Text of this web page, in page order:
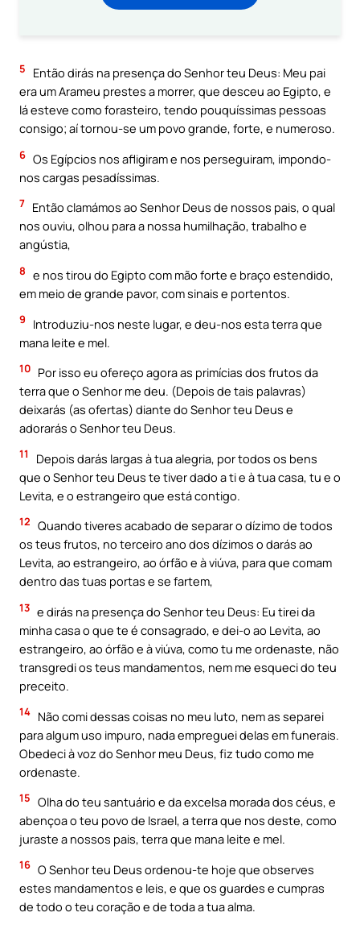
5
Então dirás na presença do Senhor teu Deus: Meu pai
era um Arameu prestes a morrer, que desceu ao Egipto, e
lá esteve como forasteiro, tendo pouquíssimas pessoas
consigo; aí tornou-se um povo grande, forte, e numeroso.
6 Os Egípcios nos afligiram e nos perseguiram, impondo-
nos cargas pesadíssimas.
7 Então clamámos ao Senhor Deus de nossos pais, o qual
nos ouviu, olhou para a nossa humilhação, trabalho e
angústia,
8 e nos tirou do Egipto com mão forte e braço estendido,
em meio de grande pavor, com sinais e portentos.
9
Introduziu-nos neste lugar, e deu-nos esta terra que
mana Ieite e mel.
10 Por isso eu ofereço agora as primícias dos frutos da
terra que o Senhor me deu. (Depois de tais palavras)
deixarás (as ofertas) diante do Senhor teu Deus e
adorarás o Senhor teu Deus.
11
Depois darás largas à tua alegria, por todos os bens
que o Senhor teu Deus te tiver dado a ti e à tua casa, tu e o
Levita, e o estrangeiro que está contigo.
12 Quando tiveres acabado de separar o dízimo de todos
os teus frutos, no terceiro ano dos dízimos o darás ao
Levita, ao estrangeiro, ao órfão e à viúva, para que comam
dentro das tuas portas e se fartem,
13 e dirás na presença do Senhor teu Deus: Eu tirei da
minha casa o que te é consagrado, e dei-o ao Levita, ao
estrangeiro, ao órfão e à viúva, como tu me ordenaste, não
transgredi os teus mandamentos, nem me esqueci do teu
preceito.
14 Não comi dessas coisas no meu luto, nem as separei
para algum uso impuro, nada empreguei delas em funerais.
Obedeci à voz do Senhor meu Deus, fiz tudo como me
ordenaste.
15 Olha do teu santuário e da excelsa morada dos céus, e
abençoa o teu povo de Israel, a terra que nos deste, como
juraste a nossos pais, terra que mana leite e mel.
16 O Senhor teu Deus ordenou-te hoje que observes
estes mandamentos e leis, e que os guardes e cumpras
de todo o teu coração e de toda a tua alma.